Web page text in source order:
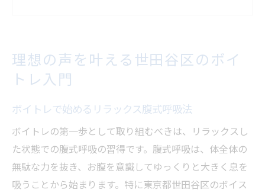
ボイストレーニングで広がる発声の可能性
ボイトレがもたらす発声力の成長実感
千歳烏山や下北沢で学ぶ発声トレーニング
ボイトレで表現力と声量を同時に伸ばす方
法
発声の悩みを解消するボイトレ練習法
腹式呼吸を生かしたボーカルエクササイズ術
理想の声を叶える世田谷区のボイ
トレ入門
ボイトレで始めるリラックス腹式呼吸法
ボイトレの第一歩として取り組むべきは、リラックスし
た状態での腹式呼吸の習得です。腹式呼吸は、体全体の
無駄な力を抜き、お腹を意識してゆっくりと大きく息を
吸うことから始まります。特に東京都世田谷区のボイス